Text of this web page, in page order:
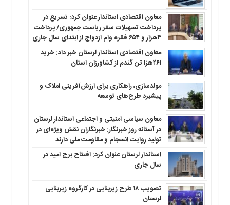
معاون اقتصادی استاندار عنوان کرد: تسریع در
پرداخت تسهیلات سفر ریاست جمهوری/ پرداخت
۴هزار و ۶۵۴ فقره وام ازدواج از ابتدای سال جاری
معاون اقتصادی استاندار لرستان خبر داد: خرید
۲۶۱هزا تن گندم از کشاورزان استان
مولدسازی، راهکاری برای ارزش‌آفرینی املاک و
پیشبرد طرح‌های توسعه
معاون سیاسی امنیتی و اجتماعی استاندار لرستان
در آستانه روز خبرنگار: خبرنگاران نقش ویژه‌ای در
تولید روایت انسجام و مقاومت ملی دارند
استاندار لرستان عنوان کرد: افتتاح برج امید در
سال جاری
تصویب ۱۸ طرح زیربنایی در کارگروه زیربنایی
لرستان